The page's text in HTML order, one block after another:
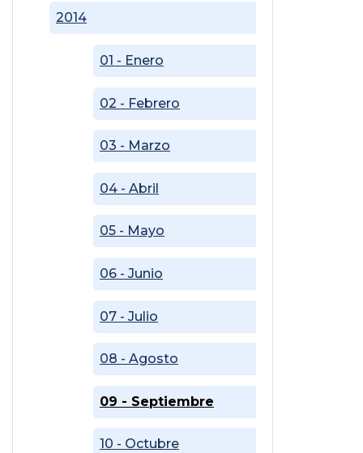
2014
01 - Enero
02 - Febrero
03 - Marzo
04 - Abril
05 - Mayo
06 - Junio
07 - Julio
08 - Agosto
09 - Septiembre
10 - Octubre